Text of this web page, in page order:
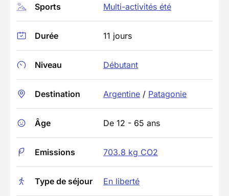
Sports Multi-activités été
Durée 11 jours
Niveau Débutant
Destination Argentine / Patagonie
Âge De 12 - 65 ans
Emissions 703.8 kg CO2
Type de séjour En liberté